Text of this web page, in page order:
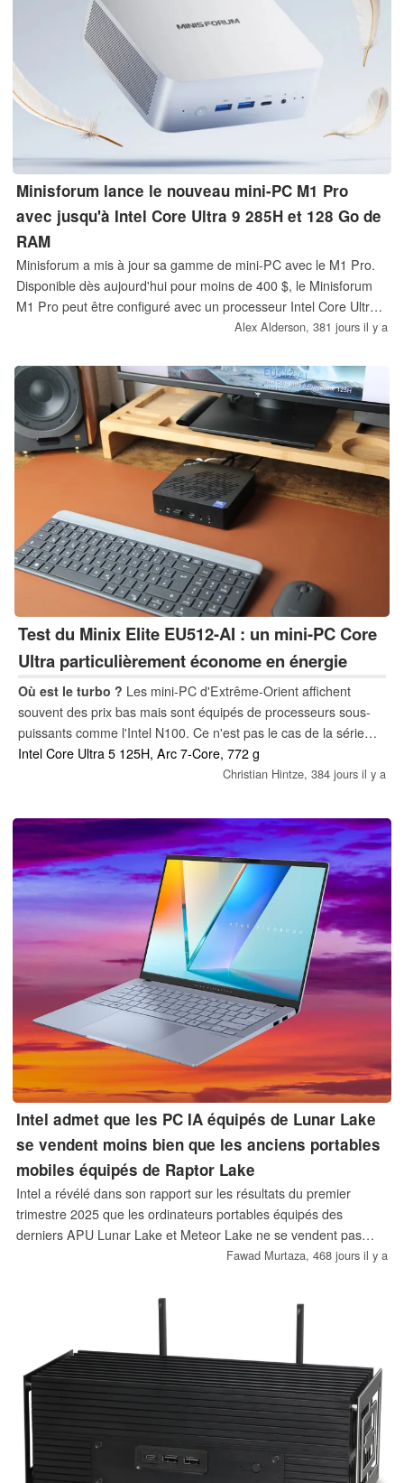
Minisforum lance le nouveau mini-PC M1 Pro
avec jusqu'à Intel Core Ultra 9 285H et 128 Go de
RAM
Minisforum a mis à jour sa gamme de mini-PC avec le M1 Pro.
Disponible dès aujourd'hui pour moins de 400 $, le Minisforum
M1 Pro peut être configuré avec un processeur Intel Core Ultra
9 285H, 128 Go de RAM et 4 To de stockage PCIe 4.0.
Alex Alderson, 381 jours il y a
Test du Minix Elite EU512-AI : un mini-PC Core
Ultra particulièrement économe en énergie
Où est le turbo ? Les mini-PC d'Extrême-Orient affichent
souvent des prix bas mais sont équipés de processeurs sous-
puissants comme l'Intel N100. Ce n'est pas le cas de la série
Elite de Minix - ces modèles sont équipés de CPU Intel Core
Ultra, mais les prix commencent à 668 € (780 $) ou 829 € (967
l'épreuve pour voir ce qu'il offre vraiment.
Intel Core Ultra 5 125H, Arc 7-Core, 772 g
Christian Hintze, 384 jours il y a
Intel admet que les PC IA équipés de Lunar Lake
se vendent moins bien que les anciens portables
mobiles équipés de Raptor Lake
Intel a révélé dans son rapport sur les résultats du premier
trimestre 2025 que les ordinateurs portables équipés des
derniers APU Lunar Lake et Meteor Lake ne se vendent pas
aussi bien que les machines basées sur les anciennes puces
difficile qui a entraîné une nouvelle vague de licenciements.
Fawad Murtaza, 468 jours il y a